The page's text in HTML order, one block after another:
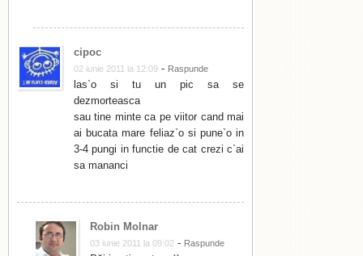
cipoc
02 iunie 2011 la 12:09 - Raspunde
las`o si tu un pic sa se
dezmorteasca
sau tine minte ca pe viitor cand mai
ai bucata mare feliaz`o si pune`o in
3-4 pungi in functie de cat crezi c`ai
sa mananci
Robin Molnar
03 iunie 2011 la 09:02 - Raspunde